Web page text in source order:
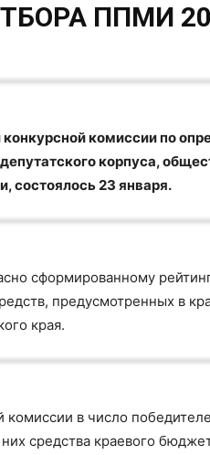
ППМИ
комиссии по
корпуса,
состоялось 23 января.
сформированному
предусмотренных в
края.
комиссии в число
средства краевого